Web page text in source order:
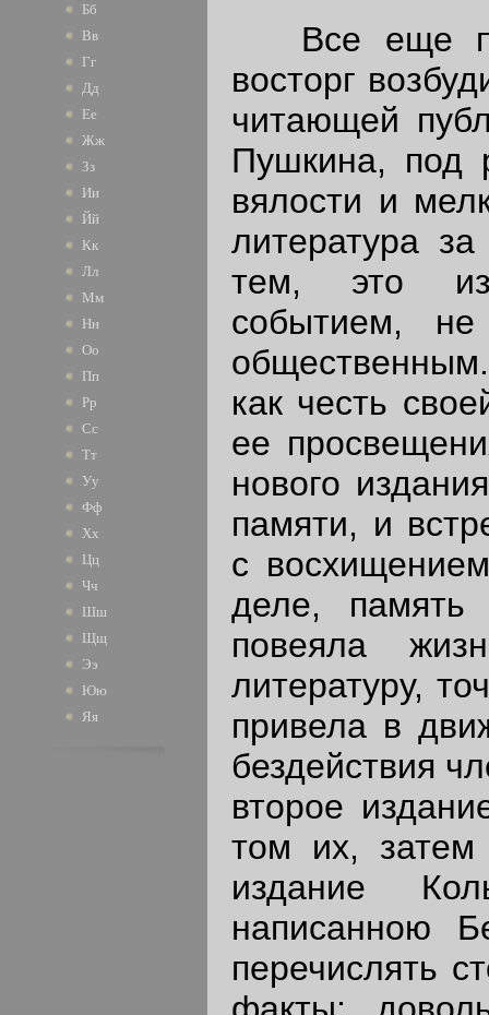
Бб
Вв
Гг
Дд
Ее
Жж
Зз
Ии
Йй
Кк
Лл
Мм
Нн
Оо
Пп
Рр
Сс
Тт
Уу
Фф
Хх
Цц
Чч
Шш
Щщ
Ээ
Юю
Яя
Все еще
восторг
читающей
Пушкина, под
вялости и
литература
тем, это
событием,
как честь
ее
нового
памяти, и
с
деле,
повеяла
литературу,
привела в
бездействия
второе
том их, затем
издание
написанною
перечислять